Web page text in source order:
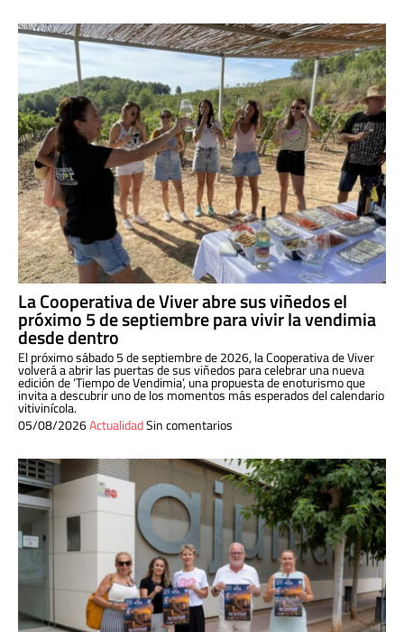
La Cooperativa de Viver abre sus viñedos el
próximo 5 de septiembre para vivir la vendimia
desde dentro
El próximo sábado 5 de septiembre de 2026, la Cooperativa de Viver
volverá a abrir las puertas de sus viñedos para celebrar una nueva
edición de ‘Tiempo de Vendimia’, una propuesta de enoturismo que
invita a descubrir uno de los momentos más esperados del calendario
vitivinícola.
05/08/2026ActualidadSin comentarios